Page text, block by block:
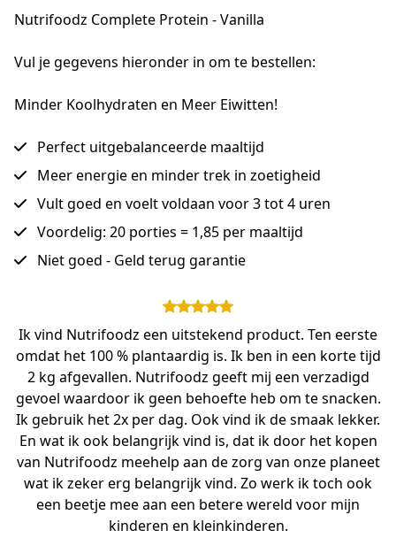
Nutrifoodz Complete Protein - Vanilla
Vul je gegevens hieronder in om te bestellen:
Minder Koolhydraten en Meer Eiwitten!
Perfect uitgebalanceerde maaltijd
Meer energie en minder trek in zoetigheid
Vult goed en voelt voldaan voor 3 tot 4 uren
Voordelig: 20 porties = 1,85 per maaltijd
Niet goed - Geld terug garantie
Ik vind Nutrifoodz een uitstekend product. Ten eerste
omdat het 100 % plantaardig is. Ik ben in een korte tijd
2 kg afgevallen. Nutrifoodz geeft mij een verzadigd
gevoel waardoor ik geen behoefte heb om te snacken.
Ik gebruik het 2x per dag. Ook vind ik de smaak lekker.
En wat ik ook belangrijk vind is, dat ik door het kopen
van Nutrifoodz meehelp aan de zorg van onze planeet
wat ik zeker erg belangrijk vind. Zo werk ik toch ook
een beetje mee aan een betere wereld voor mijn
kinderen en kleinkinderen.